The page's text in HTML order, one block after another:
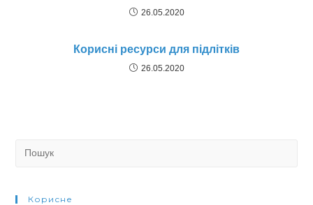
26.05.2020
Корисні ресурси для підлітків
26.05.2020
Корисне